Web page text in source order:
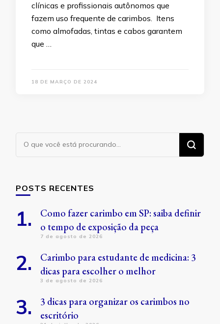
clínicas e profissionais autônomos que
fazem uso frequente de carimbos. Itens
como almofadas, tintas e cabos garantem
que …
18 DE MARÇO DE 2024
Procurando
algo?
POSTS RECENTES
Como fazer carimbo em SP: saiba definir
o tempo de exposição da peça
7 de agosto de 2026
Carimbo para estudante de medicina: 3
dicas para escolher o melhor
3 de agosto de 2026
3 dicas para organizar os carimbos no
escritório